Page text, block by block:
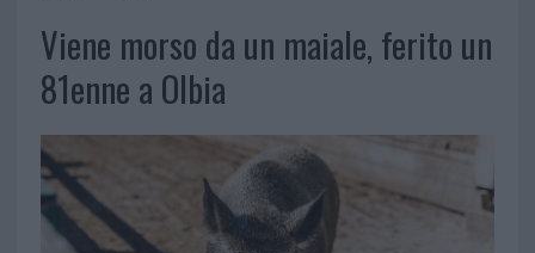
Viene morso da un maiale, ferito un
81enne a Olbia